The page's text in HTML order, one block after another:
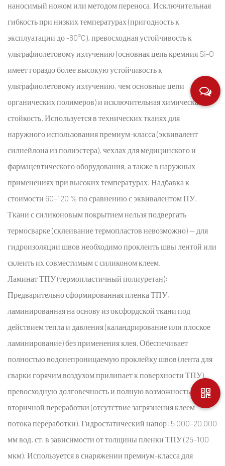
наносимый ножом или методом переноса. Исключительная
гибкость при низких температурах (пригодность к
эксплуатации до -60°C), превосходная устойчивость к
ультрафиолетовому излучению (основная цепь кремния Si-O
имеет гораздо более высокую устойчивость к
ультрафиолетовому излучению, чем основные цепи
органических полимеров) и исключительная химическая
стойкость. Используется в технических тканях для
наружного использования премиум-класса (эквивалент
силнейлона из полиэстера), чехлах для медицинского и
фармацевтического оборудования, а также в наружных
применениях при высоких температурах. Надбавка к
стоимости 60–120 % по сравнению с эквивалентом ПУ.
Ткани с силиконовым покрытием нельзя подвергать
термосварке (склеивание термопластов невозможно) — для
гидроизоляции швов необходимо проклеить швы лентой или
склеить их совместимым с силиконом клеем.
Ламинат ТПУ (термопластичный полиуретан):
Предварительно сформированная пленка ТПУ,
ламинированная на основу из оксфордской ткани под
действием тепла и давления (каландрирование или плоское
ламинирование) без применения клея. Обеспечивает
полностью водонепроницаемую проклейку швов (лента для
сварки горячим воздухом прилипает к поверхности ТПУ),
превосходную долговечность и полную возможность
вторичной переработки (отсутствие загрязнения клеем
потока переработки). Гидростатический напор: 5 000–20 000
мм вод. ст. в зависимости от толщины пленки ТПУ (25–100
мкм). Используется в снаряжении премиум-класса для